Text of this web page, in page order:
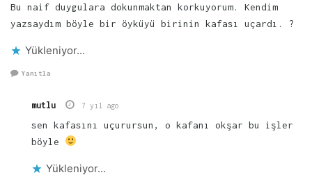
Bu naif duygulara dokunmaktan korkuyorum. Kendim
yazsaydım böyle bir öyküyü birinin kafası uçardı. ?
Yükleniyor...
Yanıtla
mutlu 7 yıl ago
sen kafasını uçurursun, o kafanı okşar bu işler
böyle
Yükleniyor...